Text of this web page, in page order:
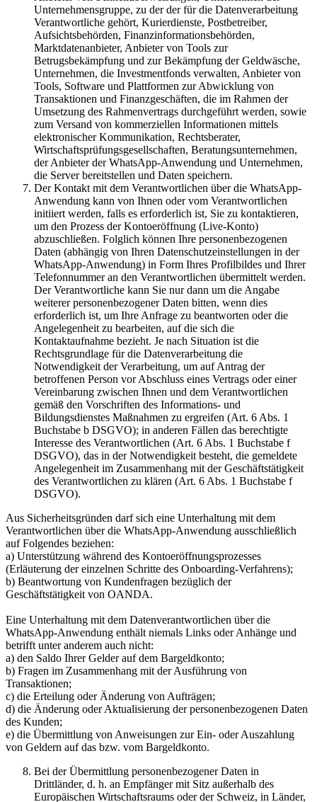
Unternehmensgruppe, zu der der für die Datenverarbeitung
Verantwortliche gehört, Kurierdienste, Postbetreiber,
Aufsichtsbehörden, Finanzinformationsbehörden,
Marktdatenanbieter, Anbieter von Tools zur
Betrugsbekämpfung und zur Bekämpfung der Geldwäsche,
Unternehmen, die Investmentfonds verwalten, Anbieter von
Tools, Software und Plattformen zur Abwicklung von
Transaktionen und Finanzgeschäften, die im Rahmen der
Umsetzung des Rahmenvertrags durchgeführt werden, sowie
zum Versand von kommerziellen Informationen mittels
elektronischer Kommunikation, Rechtsberater,
Wirtschaftsprüfungsgesellschaften, Beratungsunternehmen,
der Anbieter der WhatsApp-Anwendung und Unternehmen,
die Server bereitstellen und Daten speichern.
Der Kontakt mit dem Verantwortlichen über die WhatsApp-
Anwendung kann von Ihnen oder vom Verantwortlichen
initiiert werden, falls es erforderlich ist, Sie zu kontaktieren,
um den Prozess der Kontoeröffnung (Live-Konto)
abzuschließen. Folglich können Ihre personenbezogenen
Daten (abhängig von Ihren Datenschutzeinstellungen in der
WhatsApp-Anwendung) in Form Ihres Profilbildes und Ihrer
Telefonnummer an den Verantwortlichen übermittelt werden.
Der Verantwortliche kann Sie nur dann um die Angabe
weiterer personenbezogener Daten bitten, wenn dies
erforderlich ist, um Ihre Anfrage zu beantworten oder die
Angelegenheit zu bearbeiten, auf die sich die
Kontaktaufnahme bezieht. Je nach Situation ist die
Rechtsgrundlage für die Datenverarbeitung die
Notwendigkeit der Verarbeitung, um auf Antrag der
betroffenen Person vor Abschluss eines Vertrags oder einer
Vereinbarung zwischen Ihnen und dem Verantwortlichen
gemäß den Vorschriften des Informations- und
Bildungsdienstes Maßnahmen zu ergreifen (Art. 6 Abs. 1
Buchstabe b DSGVO); in anderen Fällen das berechtigte
Interesse des Verantwortlichen (Art. 6 Abs. 1 Buchstabe f
DSGVO), das in der Notwendigkeit besteht, die gemeldete
Angelegenheit im Zusammenhang mit der Geschäftstätigkeit
des Verantwortlichen zu klären (Art. 6 Abs. 1 Buchstabe f
DSGVO).
Aus Sicherheitsgründen darf sich eine Unterhaltung mit dem
Verantwortlichen über die WhatsApp-Anwendung ausschließlich
auf Folgendes beziehen:
a) Unterstützung während des Kontoeröffnungsprozesses
(Erläuterung der einzelnen Schritte des Onboarding-Verfahrens);
b) Beantwortung von Kundenfragen bezüglich der
Geschäftstätigkeit von OANDA.
Eine Unterhaltung mit dem Datenverantwortlichen über die
WhatsApp-Anwendung enthält niemals Links oder Anhänge und
betrifft unter anderem auch nicht:
a) den Saldo Ihrer Gelder auf dem Bargeldkonto;
b) Fragen im Zusammenhang mit der Ausführung von
Transaktionen;
c) die Erteilung oder Änderung von Aufträgen;
d) die Änderung oder Aktualisierung der personenbezogenen Daten
des Kunden;
e) die Übermittlung von Anweisungen zur Ein- oder Auszahlung
von Geldern auf das bzw. vom Bargeldkonto.
Bei der Übermittlung personenbezogener Daten in
Drittländer, d. h. an Empfänger mit Sitz außerhalb des
Europäischen Wirtschaftsraums oder der Schweiz, in Länder,